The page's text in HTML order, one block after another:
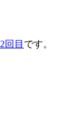
回目 です。